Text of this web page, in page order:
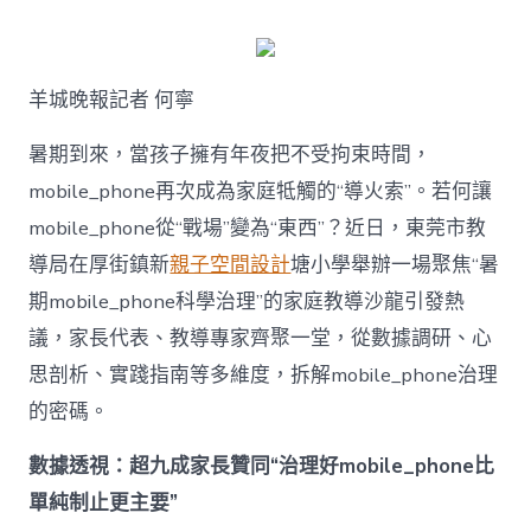
治
理
難
題？
讓
mobilJIUYI
俱
意
空
間
設
成
為
羊城晚報記者 何寧
暑期到來，當孩子擁有年夜把不受拘束時間，
mobile_phone再次成為家庭牴觸的“導火索”。若何讓
mobile_phone從“戰場”變為“東西”？近日，東莞市教
導局在厚街鎮新親子空間設計塘小學舉辦一場聚焦“暑
期mobile_phone科學治理”的家庭教導沙龍引發熱
議，家長代表、教導專家齊聚一堂，從數據調研、心
思剖析、實踐指南等多維度，拆解mobile_phone治理
的密碼。
數據透視：超九成家長贊同“治理好mobile_phone比
單純制止更主要”